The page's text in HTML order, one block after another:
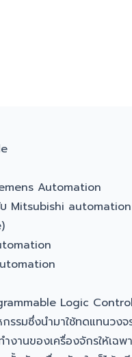
Automation
Mitsubishi automation
Logic
รรมซึ่งนำมาใช้ทดแทนว
งานของเครื่องจักรให้เฉ